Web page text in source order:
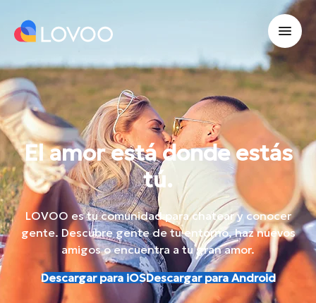
El amor está donde estás
tú.
LOVOO es tu comunidad para chatear y conocer
gente. Descubre gente de tu entorno, haz nuevos
amigos o encuentra a tu gran amor.
Descargar para iOSDescargar para Android